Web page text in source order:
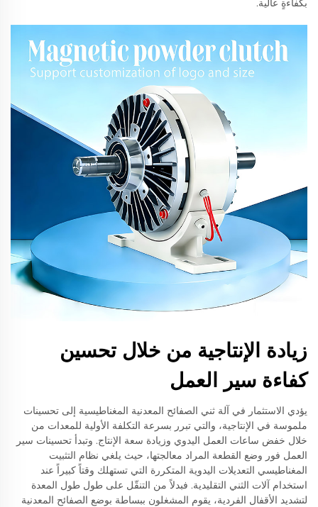
بكفاءةٍ عالية.
زيادة الإنتاجية من خلال تحسين
كفاءة سير العمل
يؤدي الاستثمار في آلة ثني الصفائح المعدنية المغناطيسية إلى تحسينات
ملموسة في الإنتاجية، والتي تبرر بسرعة التكلفة الأولية للمعدات من
خلال خفض ساعات العمل اليدوي وزيادة سعة الإنتاج. وتبدأ تحسينات سير
العمل فور وضع القطعة المراد معالجتها، حيث يلغي نظام التثبيت
المغناطيسي التعديلات اليدوية المتكررة التي تستهلك وقتاً كبيراً عند
استخدام آلات الثني التقليدية. فبدلاً من التنقّل على طول طول المعدة
لتشديد الأقفال الفردية، يقوم المشغلون ببساطة بوضع الصفائح المعدنية